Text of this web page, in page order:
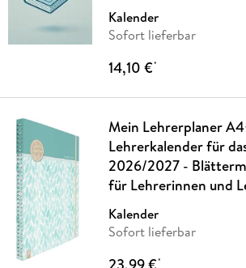
Kalender
Sofort lieferbar
14,10 €*
Mein Lehrerplaner
Lehrerkalender für
2026/2027 -
für Lehrerinnen und
Kalender
Sofort lieferbar
*